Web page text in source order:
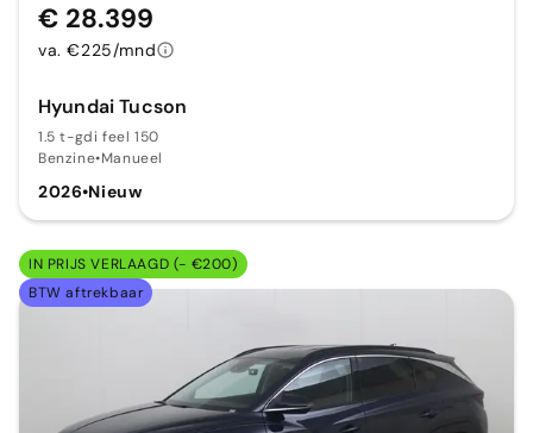
Hyundai Tucson
1.5 t-gdi feel 150
Benzine•Manueel
2026•Nieuw
€ 28.399
va. €225/mnd
IN PRIJS VERLAAGD (- €200)
BTW aftrekbaar